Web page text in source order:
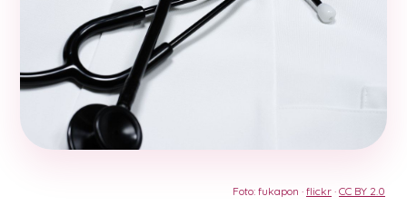
Foto: fukapon · flickr · CC BY 2.0